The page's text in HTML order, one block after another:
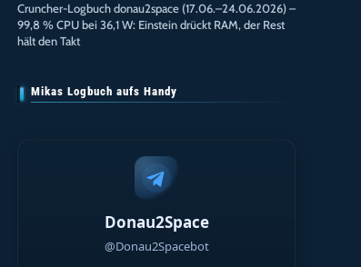
Cruncher-Logbuch donau2space (17.06.–24.06.2026) –
99,8 % CPU bei 36,1 W: Einstein drückt RAM, der Rest
hält den Takt
Mikas Logbuch aufs Handy
Donau2Space
@Donau2Spacebot